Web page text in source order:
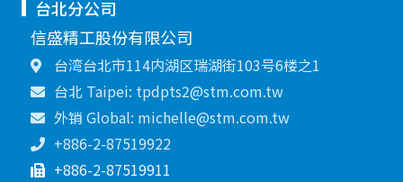
台北分公司
信盛精工股份有限公司
台湾台北市114内湖区瑞湖街103号6楼之1
台北 Taipei: tpdpts2@stm.com.tw
外销 Global: michelle@stm.com.tw
+886-2-87519922
+886-2-87519911